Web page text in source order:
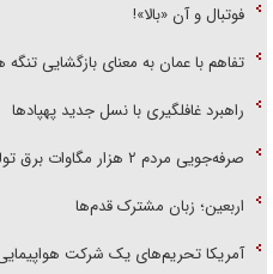
فوتبال و آن «بالا»!
تفاهم با عمان به معنای بازگشایی
راهبرد غافلگیری با نسل جدید پهپاد‌ها
صرفه‌جویی مردم ۲ هزار مگاوات برق تولید کرد
اربعین؛ زبان مشترک قدم‌ها
آمریکا تحریم‌های یک شرکت هواپیمایی